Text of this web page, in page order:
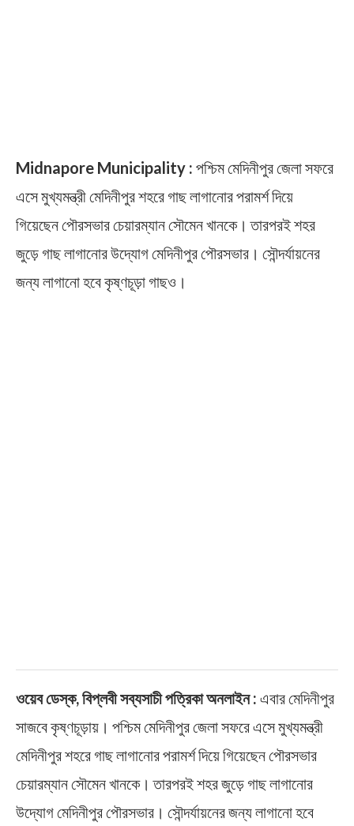
Midnapore Municipality : পশ্চিম মেদিনীপুর জেলা সফরে
এসে মুখ্যমন্ত্রী মেদিনীপুর শহরে গাছ লাগানোর পরামর্শ দিয়ে
গিয়েছেন পৌরসভার চেয়ারম্যান সৌমেন খানকে। তারপরই শহর
জুড়ে গাছ লাগানোর উদ্যোগ মেদিনীপুর পৌরসভার। সৌন্দর্যায়নের
জন্য লাগানো হবে কৃষ্ণচূড়া গাছও।
ওয়েব ডেস্ক, বিপ্লবী সব্যসাচী পত্রিকা অনলাইন : এবার মেদিনীপুর
সাজবে কৃষ্ণচূড়ায়। পশ্চিম মেদিনীপুর জেলা সফরে এসে মুখ্যমন্ত্রী
মেদিনীপুর শহরে গাছ লাগানোর পরামর্শ দিয়ে গিয়েছেন পৌরসভার
চেয়ারম্যান সৌমেন খানকে। তারপরই শহর জুড়ে গাছ লাগানোর
উদ্যোগ মেদিনীপুর পৌরসভার। সৌন্দর্যায়নের জন্য লাগানো হবে